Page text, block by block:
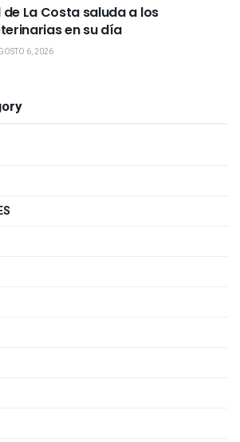
La Costa saluda a los
en su día
6, 2026